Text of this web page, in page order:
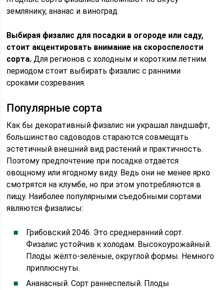
землянику, ананас и виноград
Выбирая физалис для посадки в огороде или саду,
стоит акцентировать внимание на скороспелости
сорта. Для регионов с холодным и коротким летним
периодом стоит выбирать физалис с ранними
сроками созревания.
Популярные сорта
Как бы декоративный физалис ни украшал ландшафт,
большинство садоводов стараются совмещать
эстетичный внешний вид растений и практичность.
Поэтому предпочтение при посадке отдаётся
овощному или ягодному виду. Ведь они не менее ярко
смотрятся на клумбе, но при этом употребляются в
пищу. Наиболее популярными съедобными сортами
являются физалисы:
Грибовский 2046. Это среднеранний сорт.
Физалис устойчив к холодам. Высокоурожайный.
Плоды жёлто-зелёные, округлой формы. Немного
приплюснуты.
Ананасный. Сорт раннеспелый. Плоды